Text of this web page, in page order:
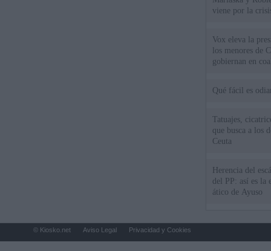
viene por la
Vox eleva la
los menores de
gobiernan en
Qué fácil es
Tatuajes,
que busca a los
Ceuta
Herencia del
del PP: así es la
ático de Ayuso
© Kiosko.net Aviso Legal Privacidad y Cookies